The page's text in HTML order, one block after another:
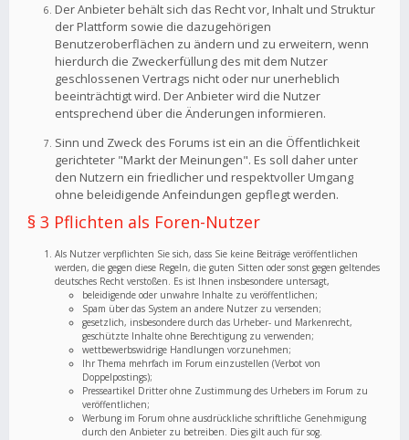
Der Anbieter behält sich das Recht vor, Inhalt und Struktur
der Plattform sowie die dazugehörigen
Benutzeroberflächen zu ändern und zu erweitern, wenn
hierdurch die Zweckerfüllung des mit dem Nutzer
geschlossenen Vertrags nicht oder nur unerheblich
beeinträchtigt wird. Der Anbieter wird die Nutzer
entsprechend über die Änderungen informieren.
Sinn und Zweck des Forums ist ein an die Öffentlichkeit
gerichteter "Markt der Meinungen". Es soll daher unter
den Nutzern ein friedlicher und respektvoller Umgang
ohne beleidigende Anfeindungen gepflegt werden.
§ 3 Pflichten als Foren-Nutzer
Als Nutzer verpflichten Sie sich, dass Sie keine Beiträge veröffentlichen
werden, die gegen diese Regeln, die guten Sitten oder sonst gegen geltendes
deutsches Recht verstoßen. Es ist Ihnen insbesondere untersagt,
beleidigende oder unwahre Inhalte zu veröffentlichen;
Spam über das System an andere Nutzer zu versenden;
gesetzlich, insbesondere durch das Urheber- und Markenrecht,
geschützte Inhalte ohne Berechtigung zu verwenden;
wettbewerbswidrige Handlungen vorzunehmen;
Ihr Thema mehrfach im Forum einzustellen (Verbot von
Doppelpostings);
Presseartikel Dritter ohne Zustimmung des Urhebers im Forum zu
veröffentlichen;
Werbung im Forum ohne ausdrückliche schriftliche Genehmigung
durch den Anbieter zu betreiben. Dies gilt auch für sog.